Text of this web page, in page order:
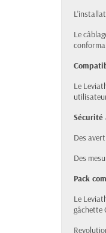
Le
Le
Des
Des
Pack
Le
gâchette